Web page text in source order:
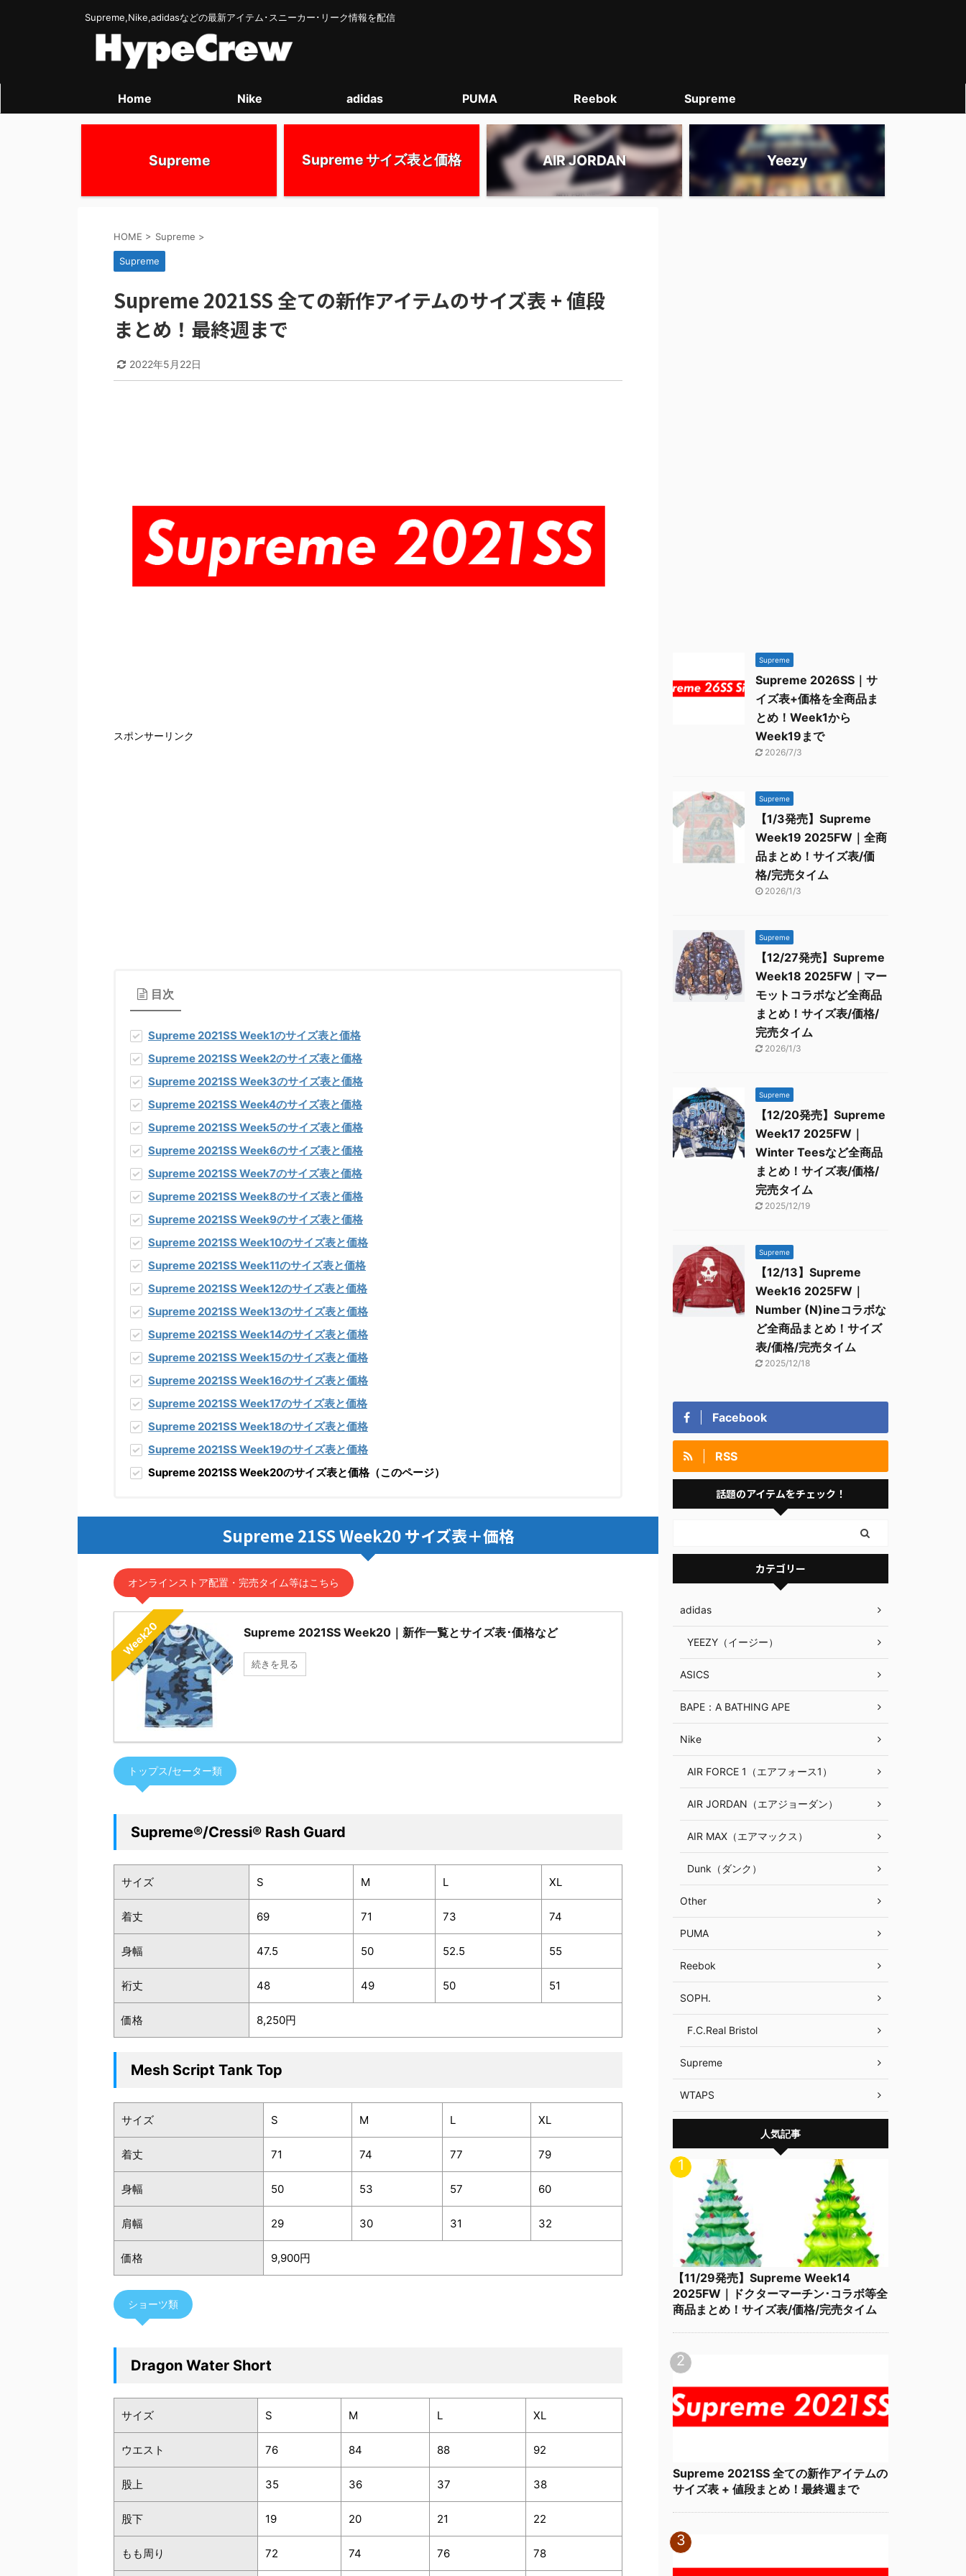
Supreme,Nike,adidasなどの最新アイテム･スニーカー･リーク情報を配信
Home Nike adidas PUMA Reebok Supreme
Supreme Supreme サイズ表と価格 AIR JORDAN Yeezy
HOME > Supreme >
Supreme
Supreme 2021SS 全ての新作アイテムのサイズ表 + 値段
まとめ！最終週まで
2022年5月22日
スポンサーリンク
目次
Supreme 2021SS Week1のサイズ表と価格
Supreme 2021SS Week2のサイズ表と価格
Supreme 2021SS Week3のサイズ表と価格
Supreme 2021SS Week4のサイズ表と価格
Supreme 2021SS Week5のサイズ表と価格
Supreme 2021SS Week6のサイズ表と価格
Supreme 2021SS Week7のサイズ表と価格
Supreme 2021SS Week8のサイズ表と価格
Supreme 2021SS Week9のサイズ表と価格
Supreme 2021SS Week10のサイズ表と価格
Supreme 2021SS Week11のサイズ表と価格
Supreme 2021SS Week12のサイズ表と価格
Supreme 2021SS Week13のサイズ表と価格
Supreme 2021SS Week14のサイズ表と価格
Supreme 2021SS Week15のサイズ表と価格
Supreme 2021SS Week16のサイズ表と価格
Supreme 2021SS Week17のサイズ表と価格
Supreme 2021SS Week18のサイズ表と価格
Supreme 2021SS Week19のサイズ表と価格
Supreme 2021SS Week20のサイズ表と価格（このページ）
Supreme 21SS Week20 サイズ表＋価格
オンラインストア配置・完売タイム等はこちら
Week20 Supreme 2021SS Week20｜新作一覧とサイズ表･価格など
続きを見る
トップス/セーター類
Supreme®/Cressi® Rash Guard
サイズ S M L XL
着丈 69 71 73 74
身幅 47.5 50 52.5 55
裄丈 48 49 50 51
価格 8,250円
Mesh Script Tank Top
サイズ S M L XL
着丈 71 74 77 79
身幅 50 53 57 60
肩幅 29 30 31 32
価格 9,900円
ショーツ類
Dragon Water Short
サイズ S M L XL
ウエスト 76 84 88 92
股上 35 36 37 38
股下 19 20 21 22
もも周り 72 74 76 78
Supreme
Supreme 2026SS｜サ
イズ表+価格を全商品ま
とめ！Week1から
Week19まで
2026/7/3
Supreme
【1/3発売】Supreme
Week19 2025FW｜全商
品まとめ！サイズ表/価
格/完売タイム
2026/1/3
Supreme
【12/27発売】Supreme
Week18 2025FW｜マー
モットコラボなど全商品
まとめ！サイズ表/価格/
完売タイム
2026/1/3
Supreme
【12/20発売】Supreme
Week17 2025FW｜
Winter Teesなど全商品
まとめ！サイズ表/価格/
完売タイム
2025/12/19
Supreme
【12/13】Supreme
Week16 2025FW｜
Number (N)ineコラボな
ど全商品まとめ！サイズ
表/価格/完売タイム
2025/12/18
Facebook
RSS
話題のアイテムをチェック！
カテゴリー
adidas
YEEZY（イージー）
ASICS
BAPE：A BATHING APE
Nike
AIR FORCE 1（エアフォース1）
AIR JORDAN（エアジョーダン）
AIR MAX（エアマックス）
Dunk（ダンク）
Other
PUMA
Reebok
SOPH.
F.C.Real Bristol
Supreme
WTAPS
人気記事
【11/29発売】Supreme Week14
2025FW｜ドクターマーチン･コラボ等全
商品まとめ！サイズ表/価格/完売タイム
Supreme 2021SS 全ての新作アイテムの
サイズ表 + 値段まとめ！最終週まで